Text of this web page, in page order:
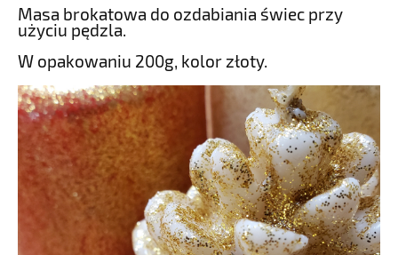
Masa brokatowa do ozdabiania świec przy
użyciu pędzla.
W opakowaniu 200g, kolor złoty.